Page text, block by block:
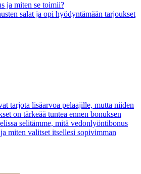
ja miten se toimii?
salat ja opi hyödyntämään tarjoukset
tarjota lisäarvoa pelaajille, mutta niiden
on tärkeää tuntea ennen bonuksen
selitämme, mitä vedonlyöntibonus
miten valitset itsellesi sopivimman